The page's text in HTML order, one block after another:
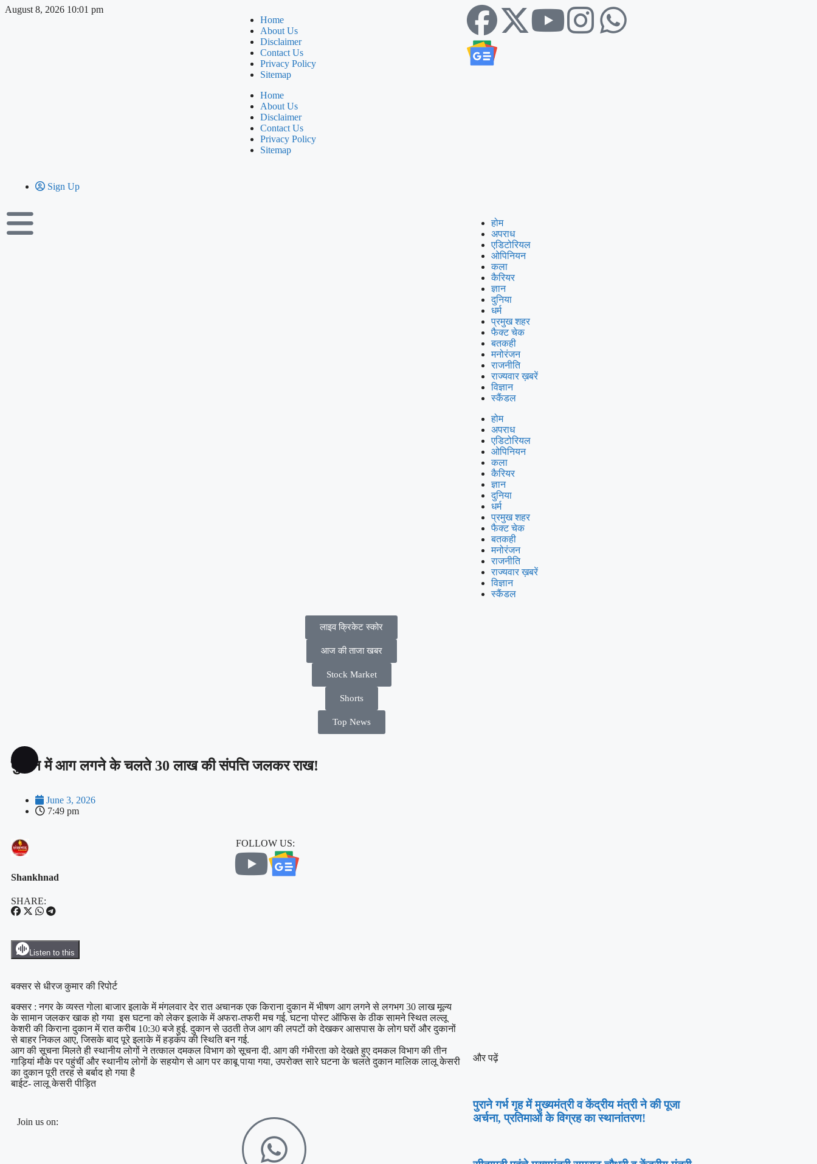
August 8, 2026 10:01 pm
Home
About Us
Disclaimer
Contact Us
Privacy Policy
Sitemap
Home
About Us
Disclaimer
Contact Us
Privacy Policy
Sitemap
Sign Up
होम
अपराध
एडिटोरियल
ओपिनियन
कला
कैरियर
ज्ञान
दुनिया
धर्म
प्रमुख शहर
फैक्ट चेक
बतकही
मनोरंजन
राजनीति
राज्यवार ख़बरें
विज्ञान
स्कैंडल
होम
अपराध
एडिटोरियल
ओपिनियन
कला
कैरियर
ज्ञान
दुनिया
धर्म
प्रमुख शहर
फैक्ट चेक
बतकही
मनोरंजन
राजनीति
राज्यवार ख़बरें
विज्ञान
स्कैंडल
लाइव क्रिकेट स्कोर
आज की ताजा खबर
Stock Market
Shorts
Top News
दुकान में आग लगने के चलते 30 लाख की संपत्ति जलकर राख!
June 3, 2026
7:49 pm
Shankhnad
FOLLOW US:
SHARE:
Listen to this
बक्सर से धीरज कुमार की रिपोर्ट
बक्सर : नगर के व्यस्त गोला बाजार इलाके में मंगलवार देर रात अचानक एक किराना दुकान में भीषण आग लगने से लगभग 30 लाख मूल्य
के सामान जलकर खाक हो गया इस घटना को लेकर इलाके में अफरा-तफरी मच गई. घटना पोस्ट ऑफिस के ठीक सामने स्थित लल्लू
केशरी की किराना दुकान में रात करीब 10:30 बजे हुई. दुकान से उठती तेज आग की लपटों को देखकर आसपास के लोग घरों और दुकानों
से बाहर निकल आए, जिसके बाद पूरे इलाके में हड़कंप की स्थिति बन गई.
आग की सूचना मिलते ही स्थानीय लोगों ने तत्काल दमकल विभाग को सूचना दी. आग की गंभीरता को देखते हुए दमकल विभाग की तीन
गाड़ियां मौके पर पहुंचीं और स्थानीय लोगों के सहयोग से आग पर काबू पाया गया, उपरोक्त सारे घटना के चलते दुकान मालिक लालू केसरी
का दुकान पूरी तरह से बर्बाद हो गया है
बाईट- लालू केसरी पीड़ित
Join us on:
और पढ़ें
पुराने गर्भ गृह में मुख्यमंत्री व केंद्रीय मंत्री ने की पूजा
अर्चना, प्रतिमाओं के विग्रह का स्थानांतरण!